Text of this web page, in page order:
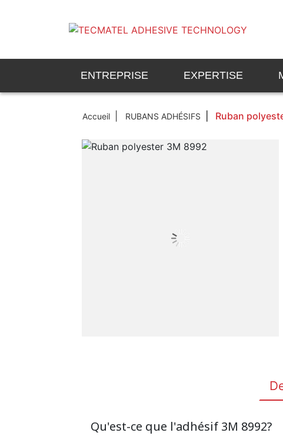
ENTREPRISE EXPERTISE
Accueil RUBANS ADHÉSIFS Ruban
Qu'est-ce que l'adhésif 3M 8992?